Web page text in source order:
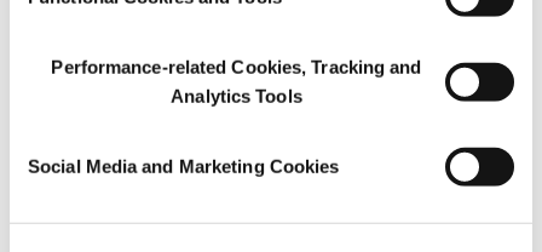
Performance-related Cookies, Tracking and
Analytics Tools
Social Media and Marketing Cookies
Der Mensch als Ökosystem